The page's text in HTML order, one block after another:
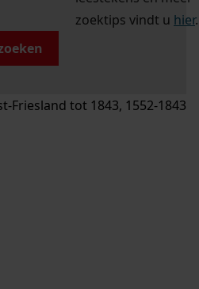
zoektips vindt u hier.
Friesland tot 1843, 1552-1843